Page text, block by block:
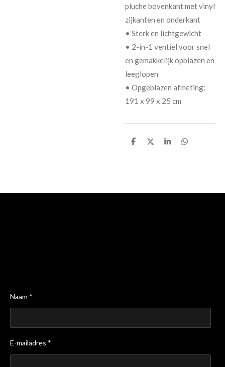
pluche bovenkant met vinyl
zijkanten en onderkant
• Sterk en lichtgewicht
• 2-in-1 ventiel voor snel
en gemakkelijk opblazen en
leeglopen
• Opgeblazen afmeting:
191 x 99 x 25 cm
D
D
S
D
Naam *
E-mailadres *